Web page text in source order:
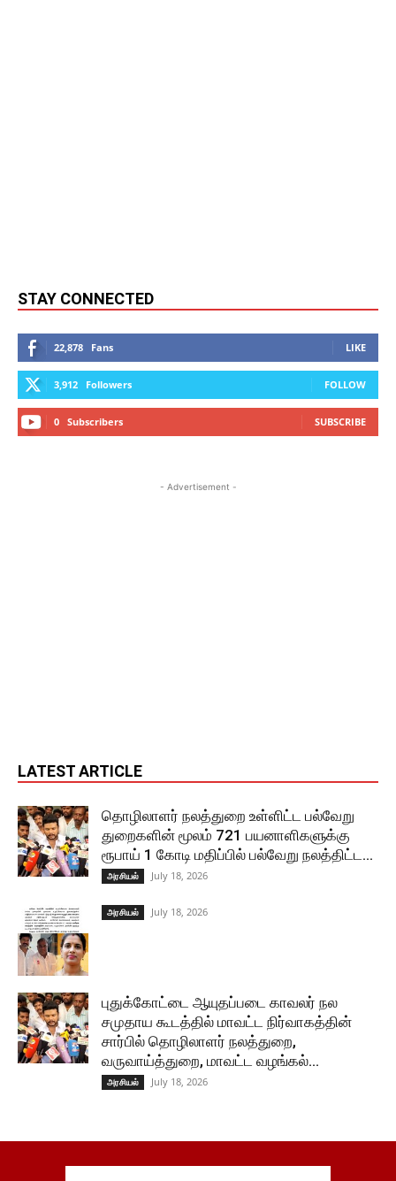
STAY CONNECTED
22,878 Fans LIKE
3,912 Followers FOLLOW
0 Subscribers SUBSCRIBE
- Advertisement -
LATEST ARTICLE
தொழிலாளர் நலத்துறை உள்ளிட்ட பல்வேறு
துறைகளின் மூலம் 721 பயனாளிகளுக்கு
ரூபாய் 1 கோடி மதிப்பில் பல்வேறு நலத்திட்ட...
அரசியல் July 18, 2026
அரசியல் July 18, 2026
புதுக்கோட்டை ஆயுதப்படை காவலர் நல
சமுதாய கூடத்தில் மாவட்ட நிர்வாகத்தின்
சார்பில் தொழிலாளர் நலத்துறை,
வருவாய்த்துறை, மாவட்ட வழங்கல்...
அரசியல் July 18, 2026